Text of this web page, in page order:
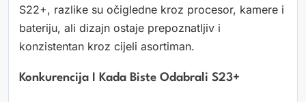
S22+, razlike su očigledne kroz procesor, kamere i
bateriju, ali dizajn ostaje prepoznatljiv i
konzistentan kroz cijeli asortiman.
Konkurencija I Kada Biste Odabrali S23+